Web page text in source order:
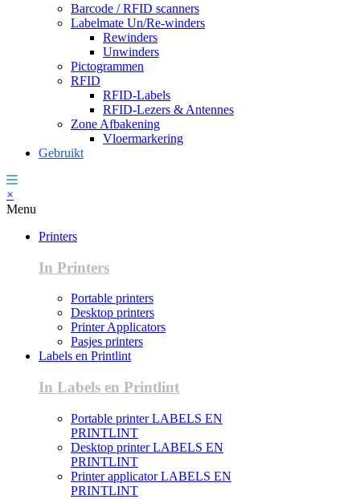
Barcode / RFID scanners
Labelmate Un/Re-winders
Rewinders
Unwinders
Pictogrammen
RFID
RFID-Labels
RFID-Lezers & Antennes
Zone Afbakening
Vloermarkering
Gebruikt
×
Menu
Printers
In Printers
Portable printers
Desktop printers
Printer Applicators
Pasjes printers
Labels en Printlint
In Labels en Printlint
Portable printer LABELS EN
PRINTLINT
Desktop printer LABELS EN
PRINTLINT
Printer applicator LABELS EN
PRINTLINT